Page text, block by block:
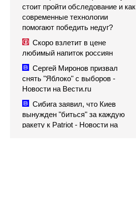
стоит пройти обследование и как
современные технологии
помогают победить недуг?
Скоро взлетит в цене
любимый напиток россиян
Сергей Миронов призвал
снять "Яблоко" с выборов -
Новости на Вести.ru
Сибига заявил, что Киев
вынужден "биться" за каждую
ракету к Patriot - Новости на